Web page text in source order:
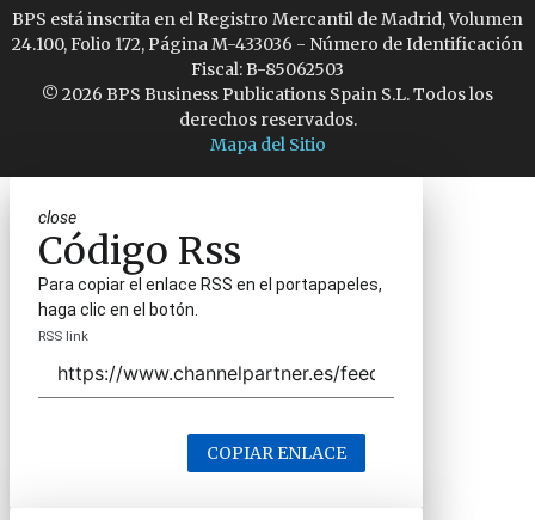
BPS está inscrita en el Registro Mercantil de Madrid, Volumen
24.100, Folio 172, Página M-433036 - Número de Identificación
Fiscal: B-85062503
© 2026 BPS Business Publications Spain S.L. Todos los
derechos reservados.
Mapa del Sitio
close
Código Rss
Para copiar el enlace RSS en el portapapeles,
haga clic en el botón.
RSS link
COPIAR ENLACE